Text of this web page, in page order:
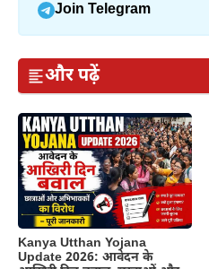
Join Telegram
और पढ़ें
Kanya Utthan Yojana
Update 2026: आवेदन के